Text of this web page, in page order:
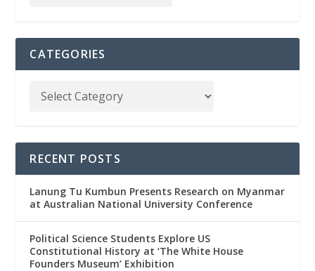
CATEGORIES
RECENT POSTS
Lanung Tu Kumbun Presents Research on Myanmar
at Australian National University Conference
Political Science Students Explore US
Constitutional History at ‘The White House
Founders Museum’ Exhibition